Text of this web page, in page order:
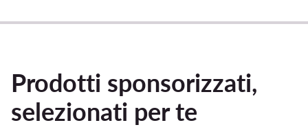
Prodotti sponsorizzati,
selezionati per te